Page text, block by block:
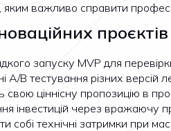
яким важливо справити
проєктів
запуску MVP для
A/B тестування різних версій
свою ціннісну пропозицію в
інвестицій через вражаючу
собі технічні затримки при